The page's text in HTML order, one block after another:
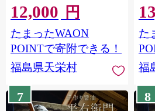
12,000 円
たまったWAON
POINTで寄附できる！
福島県天栄村
469
た
福
7 8